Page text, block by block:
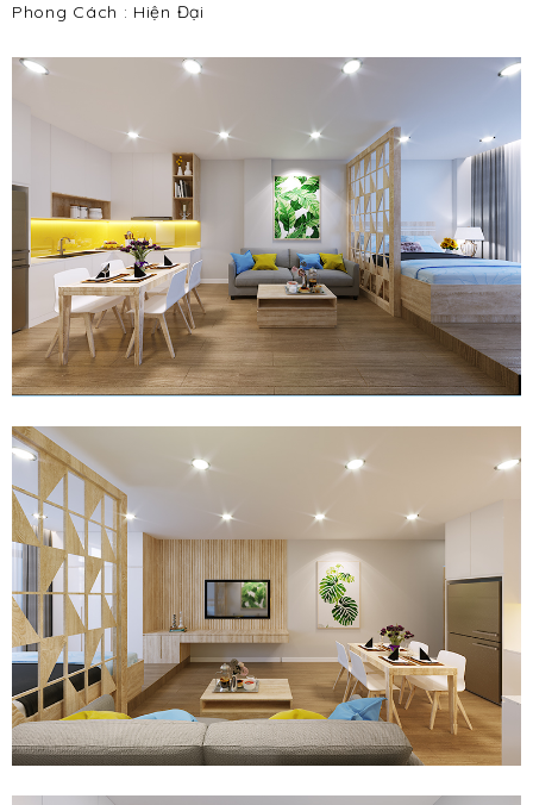
Phong Cách : Hiện Đại